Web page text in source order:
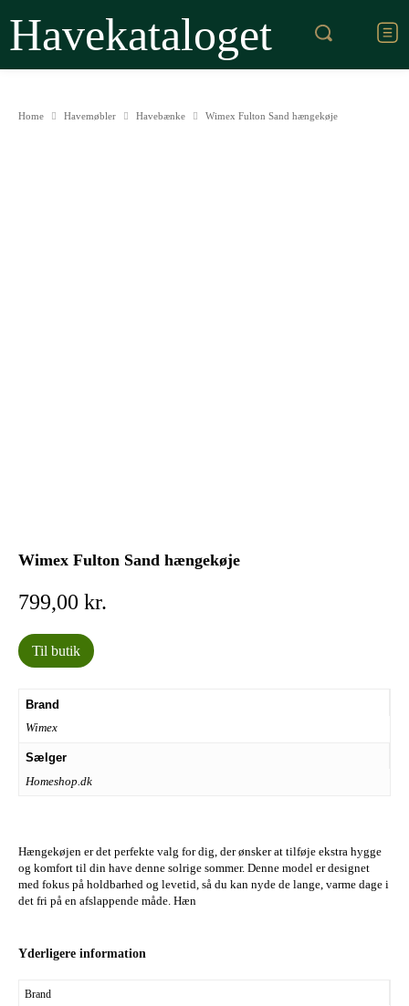
Havekataloget
Home Havemøbler Havebænke Wimex Fulton Sand hængekøje
Wimex Fulton Sand hængekøje
799,00 kr.
Til butik
Brand
Wimex
Sælger
Homeshop.dk
Hængekøjen er det perfekte valg for dig, der ønsker at tilføje ekstra hygge
og komfort til din have denne solrige sommer. Denne model er designet
med fokus på holdbarhed og levetid, så du kan nyde de lange, varme dage i
det fri på en afslappende måde. Hæn
Yderligere information
Brand